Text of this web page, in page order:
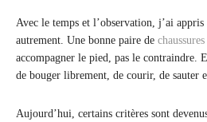
Avec le temps et l’observation, j’ai appris
autrement. Une bonne paire de
accompagner le pied, pas le contraindre.
de bouger librement, de courir, de sauter
Aujourd’hui, certains critères sont